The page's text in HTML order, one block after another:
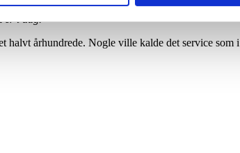
i 1967. I dag er virksomheden i sin 3. generation
er i dag."
århundrede. Nogle ville kalde det service som